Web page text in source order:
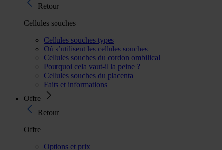
Retour
Cellules souches
Cellules souches types
Où s’utilisent les cellules souches
Cellules souches du cordon ombilical
Pourquoi cela vaut-il la peine ?
Cellules souches du placenta
Faits et informations
Offre
Retour
Offre
Options et prix